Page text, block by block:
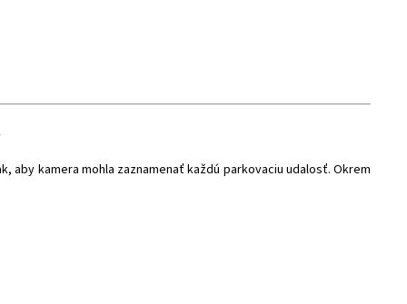
aby kamera mohla zaznamenať každú parkovaciu udalosť. Okrem